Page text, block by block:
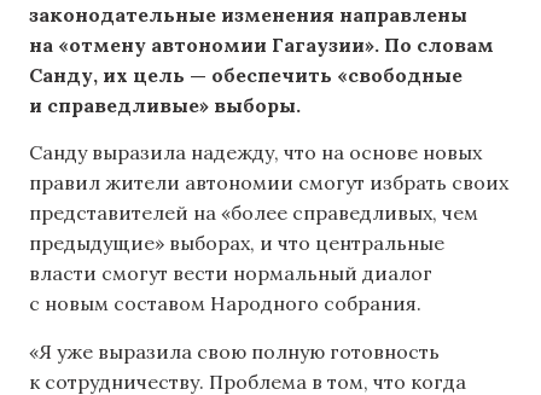
законодательные изменения направлены
на «отмену автономии Гагаузии». По словам
Санду, их цель — обеспечить «свободные
и справедливые» выборы.
Санду выразила надежду, что на основе новых
правил жители автономии смогут избрать своих
представителей на «более справедливых, чем
предыдущие» выборах, и что центральные
власти смогут вести нормальный диалог
с новым составом Народного собрания.
«Я уже выразила свою полную готовность
к сотрудничеству. Проблема в том, что когда